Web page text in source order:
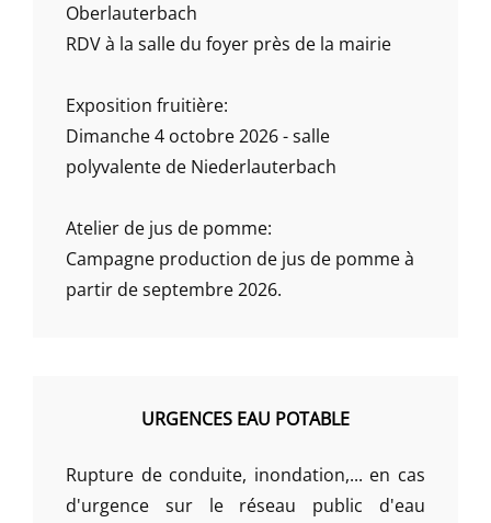
Oberlauterbach
RDV à la salle du foyer près de la mairie
Exposition fruitière:
Dimanche 4 octobre 2026 - salle
polyvalente de Niederlauterbach
Atelier de jus de pomme:
Campagne production de jus de pomme à
partir de septembre 2026.
URGENCES EAU POTABLE
Rupture de conduite, inondation,... en cas
d'urgence sur le réseau public d'eau